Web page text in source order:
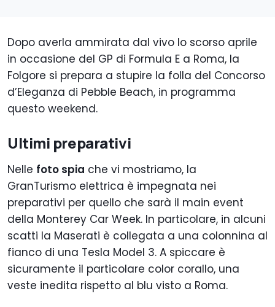
Dopo averla ammirata dal vivo lo scorso aprile
in occasione del GP di Formula E a Roma, la
Folgore si prepara a stupire la folla del Concorso
d’Eleganza di Pebble Beach, in programma
questo weekend.
Ultimi preparativi
Nelle foto spia che vi mostriamo, la
GranTurismo elettrica è impegnata nei
preparativi per quello che sarà il main event
della Monterey Car Week. In particolare, in alcuni
scatti la Maserati è collegata a una colonnina al
fianco di una Tesla Model 3. A spiccare è
sicuramente il particolare color corallo, una
veste inedita rispetto al blu visto a Roma.